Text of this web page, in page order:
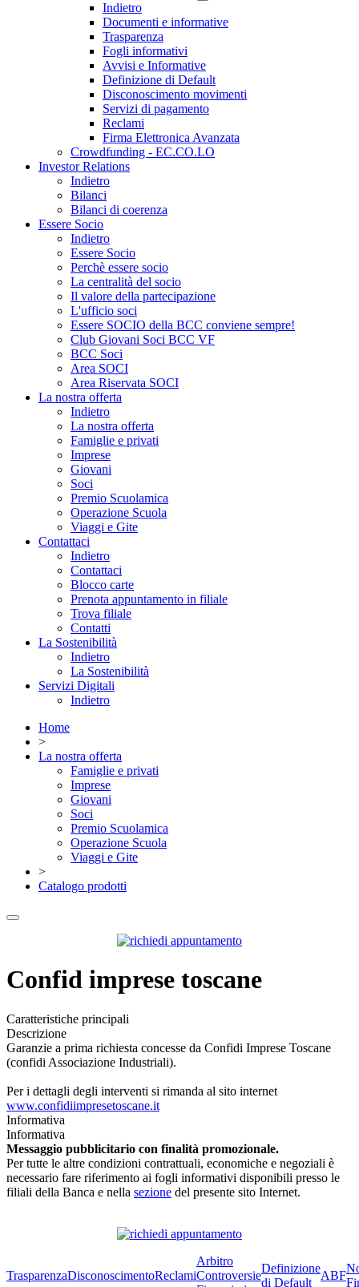
Indietro
Documenti e informative
Trasparenza
Fogli informativi
Avvisi e Informative
Definizione di Default
Disconoscimento movimenti
Servizi di pagamento
Reclami
Firma Elettronica Avanzata
Crowdfunding - EC.CO.LO
Investor Relations
Indietro
Bilanci
Bilanci di coerenza
Essere Socio
Indietro
Essere Socio
Perchè essere socio
La centralità del socio
Il valore della partecipazione
L'ufficio soci
Essere SOCIO della BCC conviene sempre!
Club Giovani Soci BCC VF
BCC Soci
Area SOCI
Area Riservata SOCI
La nostra offerta
Indietro
La nostra offerta
Famiglie e privati
Imprese
Giovani
Soci
Premio Scuolamica
Operazione Scuola
Viaggi e Gite
Contattaci
Indietro
Contattaci
Blocco carte
Prenota appuntamento in filiale
Trova filiale
Contatti
La Sostenibilità
Indietro
La Sostenibilità
Servizi Digitali
Indietro
Home
>
La nostra offerta
Famiglie e privati
Imprese
Giovani
Soci
Premio Scuolamica
Operazione Scuola
Viaggi e Gite
>
Catalogo prodotti
Confid imprese toscane
Caratteristiche principali
Descrizione
Garanzie a prima richiesta concesse da Confidi Imprese Toscane
(confidi Associazione Industriali).
Per i dettagli degli interventi si rimanda al sito internet
www.confidiimpresetoscane.it
Informativa
Informativa
Messaggio pubblicitario con finalità promozionale.
Per tutte le altre condizioni contrattuali, economiche e negoziali è
necessario fare riferimento ai fogli informativi disponibili presso le
filiali della Banca e nella sezione del presente sito Internet.
TrasparenzaDisconoscimentoReclami
Arbitro
Controversie
Definizione
di Default
ABF